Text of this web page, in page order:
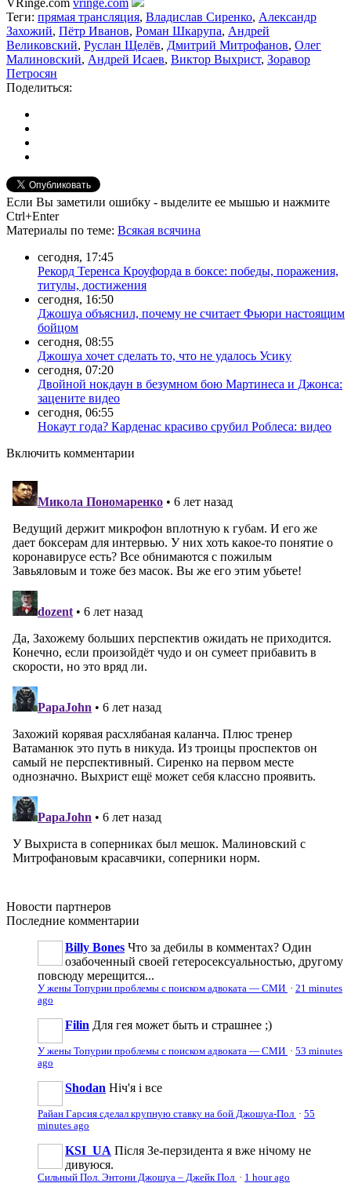
Теги: прямая трансляция, Владислав Сиренко, Александр
Захожий, Пётр Иванов, Роман Шкарупа, Андрей
Великовский, Руслан Щелёв, Дмитрий Митрофанов, Олег
Малиновский, Андрей Исаев, Виктор Выхрист, Зоравор
Петросян
Поделиться:
Если Вы заметили ошибку - выделите ее мышью и нажмите
Ctrl+Enter
Материалы по теме: Всякая всячина
сегодня, 17:45
Рекорд Теренса Кроуфорда в боксе: победы, поражения,
титулы, достижения
сегодня, 16:50
Джошуа объяснил, почему не считает Фьюри настоящим
бойцом
сегодня, 08:55
Джошуа хочет сделать то, что не удалось Усику
сегодня, 07:20
Двойной нокдаун в безумном бою Мартинеса и Джонса:
зацените видео
сегодня, 06:55
Нокаут года? Карденас красиво срубил Роблеса: видео
Включить комментарии
Новости партнеров
Последние комментарии
Billy Bones Что за дебилы в комментах? Один
озабоченный своей гетеросексуальностью, другому
повсюду мерещится...
У жены Топурии проблемы с поиском адвоката — СМИ · 21 minutes
ago
Filin Для гея может быть и страшнее ;)
У жены Топурии проблемы с поиском адвоката — СМИ · 53 minutes
ago
Shodan Ніч'я і все
Райан Гарсия сделал крупную ставку на бой Джошуа-Пол · 55
minutes ago
KSI_UA Після Зе-перзидента я вже нічому не
дивуюся.
Сильный Пол. Энтони Джошуа – Джейк Пол · 1 hour ago